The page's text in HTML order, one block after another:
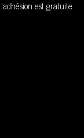
est gratuite